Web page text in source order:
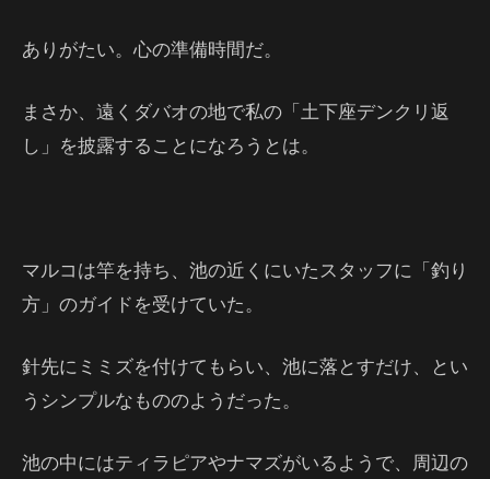
ありがたい。心の準備時間だ。
まさか、遠くダバオの地で私の「土下座デンクリ返
し」を披露することになろうとは。
マルコは竿を持ち、池の近くにいたスタッフに「釣り
方」のガイドを受けていた。
針先にミミズを付けてもらい、池に落とすだけ、とい
うシンプルなもののようだった。
池の中にはティラピアやナマズがいるようで、周辺の